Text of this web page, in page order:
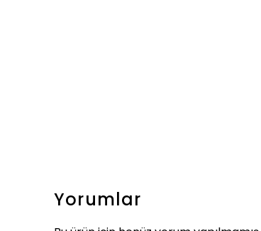
Yorumlar